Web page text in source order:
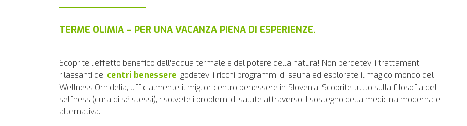
TERME OLIMIA – PER UNA VACANZA PIENA DI ESPERIENZE.
Scoprite l'effetto benefico dell'acqua termale e del potere della natura! Non perdetevi i trattamenti
rilassanti dei centri benessere, godetevi i ricchi programmi di sauna ed esplorate il magico mondo del
Wellness Orhidelia, ufficialmente il miglior centro benessere in Slovenia. Scoprite tutto sulla filosofia del
selfness (cura di sé stessi), risolvete i problemi di salute attraverso il sostegno della medicina moderna e
alternativa.